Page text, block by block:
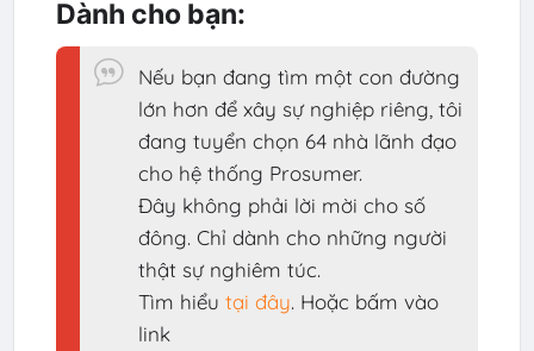
Dành cho bạn:
Nếu bạn đang tìm một con đường
lớn hơn để xây sự nghiệp riêng, tôi
đang tuyển chọn 64 nhà lãnh đạo
cho hệ thống Prosumer.
Đây không phải lời mời cho số
đông. Chỉ dành cho những người
thật sự nghiêm túc.
Tìm hiểutại đây. Hoặc bấm vào
link